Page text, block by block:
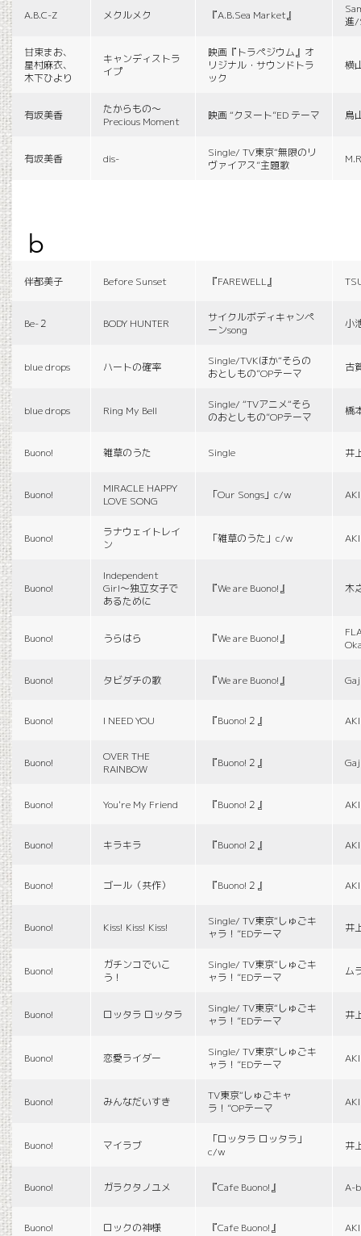
A.B.C-Z メクルメク 『A.B.Sea Market』
進/
甘束まお、
星村麻衣、
木下ひより
キャンディストラ
イプ
映画『トラペジウム』オ
リジナル・サウンドトラ
ック
横
有坂美香
たからもの〜
Precious Moment
映画 “クヌート”ED テーマ 鳥
有坂美香 dis-
Single/ TV東京“無限のリ
ヴァイアス”主題歌
b
伴都美子 Before Sunset 『FAREWELL』
Be-２ BODY HUNTER
サイクルボディキャンペ
ーンsong
小
blue drops ハートの確率
Single/TVKほか“そらの
おとしもの”OPテーマ
古
blue drops Ring My Bell
Single/ “TVアニメ“そら
のおとしもの”OPテーマ
橋
Buono! 雑草のうた Single 井
Buono!
MIRACLE HAPPY
LOVE SONG
「Our Songs」c/w
Buono!
ラナウェイトレイ
ン
「雑草のうた」c/w
Buono!
Independent
Girl〜独立女子で
あるために
『We are Buono!』 木
Buono! うらはら 『We are Buono!』
Buono! タビダチの歌 『We are Buono!』
Buono! I NEED YOU 『Buono!２』
Buono!
OVER THE
RAINBOW
『Buono!２』
Buono! You're My Friend 『Buono!２』
Buono! キラキラ 『Buono!２』
Buono! ゴール（共作） 『Buono!２』
Buono! Kiss! Kiss! Kiss!
Single/ TV東京“しゅごキ
ャラ！”EDテーマ
井
Buono!
ガチンコでいこ
う！
Single/ TV東京“しゅごキ
ャラ！”EDテーマ
ム
Buono! ロッタラ ロッタラ
Single/ TV東京“しゅごキ
ャラ！”EDテーマ
井
Buono! 恋愛ライダー
Single/ TV東京“しゅごキ
ャラ！”EDテーマ
Buono! みんなだいすき
TV東京“しゅごキャ
ラ！”OPテーマ
Buono! マイラブ
「ロッタラ ロッタラ」
c/w
井
Buono! ガラクタノユメ 『Cafe Buono!』 A-
Buono! ロックの神様 『Cafe Buono!』